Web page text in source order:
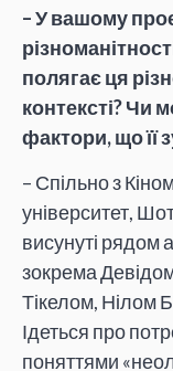
– У вашому
полягає ця
контексті? Чи
фактори, що її
– Спільно з
університет,
висунуті рядом
зокрема
Тікелом, Нілом
Ідеться про
поняттями